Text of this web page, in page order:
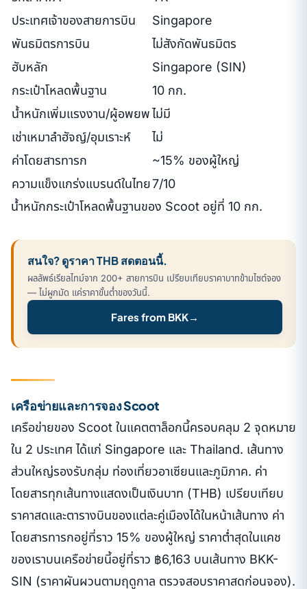
ประเทศเจ้าของสายการบิน
Singapore
พันธมิตรการบิน
ไม่สังกัดพันธมิตร
ฮับหลัก
Singapore (SIN)
กระเป๋าโหลดพื้นฐาน
10 กก.
น้ำหนักเพิ่มแรงงาน/ผู้อพยพไม่มี
เช่าเหมาลำฮัจญ์/อุมเราะห์
ไม่
ค่าโดยสารทารก
~15% ของผู้ใหญ่
ความแข็งแกร่งแบรนด์ในไทย7/10
น้ำหนักกระเป๋าโหลดพื้นฐานของ Scoot อยู่ที่ 10 กก.
สนใจ? ดูราคา THB สดตอนนี้.
ผลลัพธ์เรียลไทม์จาก 200+ สายการบิน เปรียบเทียบราคาบาทข้ามไซต์จอง
— ไม่ผูกมัด แค่ราคาขั้นต่ำของวันนี้.
Fares from BKK→
เครือข่ายและการจอง Scoot
เครือข่ายของ Scoot ในแคตตาล็อกนี้ครอบคลุม 2 จุดหมาย
ใน 2 ประเทศ ได้แก่ Singapore และ Thailand. เส้นทาง
ส่วนใหญ่รองรับกลุ่ม ท่องเที่ยวอาเซียนและภูมิภาค. ค่า
โดยสารทุกเส้นทางแสดงเป็นเงินบาท (THB) เปรียบเทียบ
ราคาสดและตารางบินของแต่ละคู่เมืองได้ในหน้าเส้นทาง ค่า
โดยสารทารกอยู่ที่ราว 15% ของผู้ใหญ่ ราคาต่ำสุดในแคช
ของเราบนเครือข่ายนี้อยู่ที่ราว ฿6,163 บนเส้นทาง BKK-
SIN (ราคาผันผวนตามฤดูกาล ตรวจสอบราคาสดก่อนจอง).